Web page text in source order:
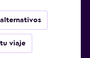
viaje